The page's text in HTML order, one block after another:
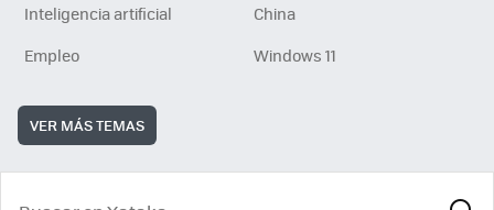
Inteligencia artificial
China
Empleo
Windows 11
VER MÁS TEMAS